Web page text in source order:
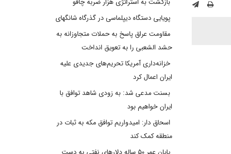
پویایی دستگاه دیپلماسی در گذرگاه شانگهای
مقاومت عراق پاسخ به حملات متجاوزانه به
حشد الشعبی را به تعویق انداخت
خزانه‌داری آمریکا تحریم‌های جدیدی علیه
ایران اعمال کرد
بسنت مدعی شد: به زودی شاهد توافق با
ایران خواهیم بود
اسحاق دار: امیدواریم توافق مکه به ثبات در
منطقه کمک کند